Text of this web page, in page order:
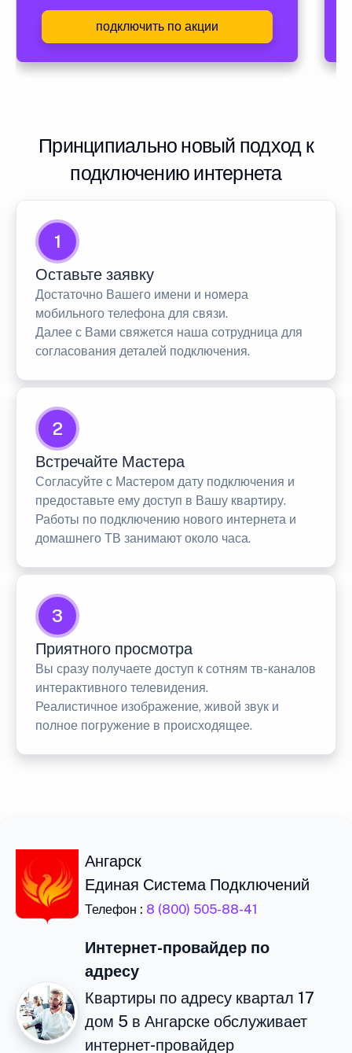
подключить по акции
Принципиально новый подход к
подключению интернета
1
Оставьте заявку
Достаточно Вашего имени и номера
мобильного телефона для связи.
Далее с Вами свяжется наша сотрудница для
согласования деталей подключения.
2
Встречайте Мастера
Согласуйте с Мастером дату подключения и
предоставьте ему доступ в Вашу квартиру.
Работы по подключению нового интернета и
домашнего ТВ занимают около часа.
3
Приятного просмотра
Вы сразу получаете доступ к сотням тв-каналов
интерактивного телевидения.
Реалистичное изображение, живой звук и
полное погружение в происходящее.
Ангарск
Единая Система Подключений
Телефон : 8 (800) 505-88-41
Интернет-провайдер по
адресу
Квартиры по адресу квартал 17
дом 5 в Ангарске обслуживает
интернет-провайдер